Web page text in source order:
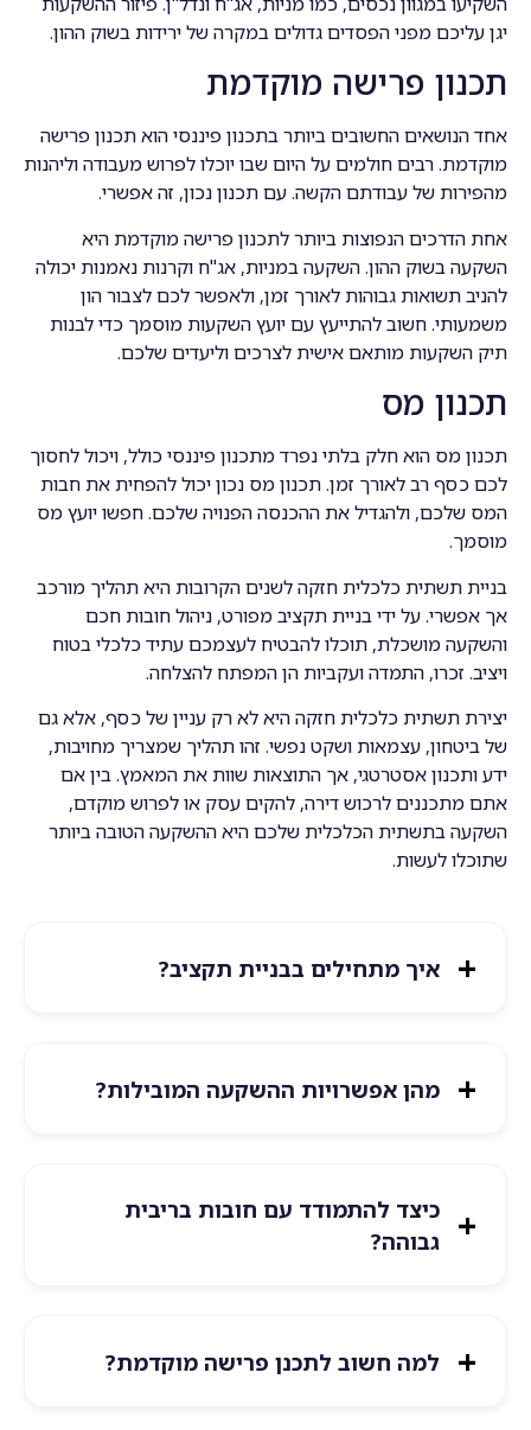
יגן עליכם מפני הפסדים גדולים במקרה של ירידות בשוק ההון.
תכנון פרישה מוקדמת
אחד הנושאים החשובים ביותר בתכנון פיננסי הוא תכנון פרישה
מוקדמת. רבים חולמים על היום שבו יוכלו לפרוש מעבודה וליהנות
מהפירות של עבודתם הקשה. עם תכנון נכון, זה אפשרי.
אחת הדרכים הנפוצות ביותר לתכנון פרישה מוקדמת היא
השקעה בשוק ההון. השקעה במניות, אג"ח וקרנות נאמנות יכולה
להניב תשואות גבוהות לאורך זמן, ולאפשר לכם לצבור הון
משמעותי. חשוב להתייעץ עם יועץ השקעות מוסמך כדי לבנות
תיק השקעות מותאם אישית לצרכים וליעדים שלכם.
תכנון מס
תכנון מס הוא חלק בלתי נפרד מתכנון פיננסי כולל, ויכול לחסוך
לכם כסף רב לאורך זמן. תכנון מס נכון יכול להפחית את חבות
המס שלכם, ולהגדיל את ההכנסה הפנויה שלכם. חפשו יועץ מס
מוסמך.
בניית תשתית כלכלית חזקה לשנים הקרובות היא תהליך מורכב
אך אפשרי. על ידי בניית תקציב מפורט, ניהול חובות חכם
והשקעה מושכלת, תוכלו להבטיח לעצמכם עתיד כלכלי בטוח
ויציב. זכרו, התמדה ועקביות הן המפתח להצלחה.
יצירת תשתית כלכלית חזקה היא לא רק עניין של כסף, אלא גם
של ביטחון, עצמאות ושקט נפשי. זהו תהליך שמצריך מחויבות,
ידע ותכנון אסטרטגי, אך התוצאות שוות את המאמץ. בין אם
אתם מתכננים לרכוש דירה, להקים עסק או לפרוש מוקדם,
השקעה בתשתית הכלכלית שלכם היא ההשקעה הטובה ביותר
שתוכלו לעשות.
איך מתחילים בבניית תקציב?
מהן אפשרויות ההשקעה המובילות?
כיצד להתמודד עם חובות בריבית
גבוהה?
למה חשוב לתכנן פרישה מוקדמת?